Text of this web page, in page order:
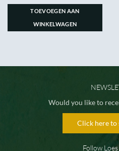
TOEVOEGEN AAN
WINKELWAGEN
Would you like to
Click here to
Follow